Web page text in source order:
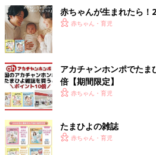
赤ちゃんが生まれたら！
赤ちゃん・育児
アカチャンホンポでた
倍【期間限定】
赤ちゃん・育児
たまひよの雑誌
赤ちゃん・育児